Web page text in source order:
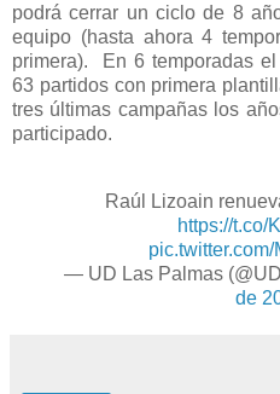
podrá cerrar un ciclo de 8
equipo (hasta ahora 4
primera). En 6 temporadas
63 partidos con primera
tres últimas campañas los
participado.
Raúl Lizoain
https://t.co/
— UD Las Palmas
de